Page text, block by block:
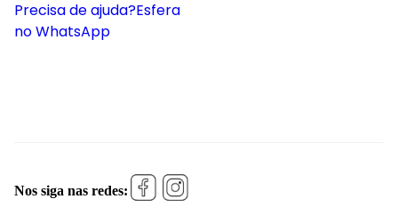
Precisa de ajuda?Esfera
no WhatsApp
Nos siga nas redes: